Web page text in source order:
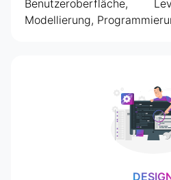
Benutzeroberfläche,
Modellierung,